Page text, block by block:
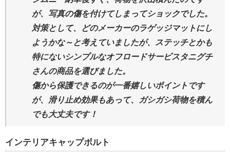
が、写真の傷を付けてしまってショックでした。
対策として、どのメーカーのラゲッジマットにし
ようかな～と考えていましたが、ステッチとかも
特にないシンプルなオフロードサービスタニグチ
さんの商品を選びました。
傷から保護できるのが一番嬉しいポイントです
が、滑り止め効果もあって、ガシガシ荷物を積ん
でも大丈夫です！
インテリアキャップボルト